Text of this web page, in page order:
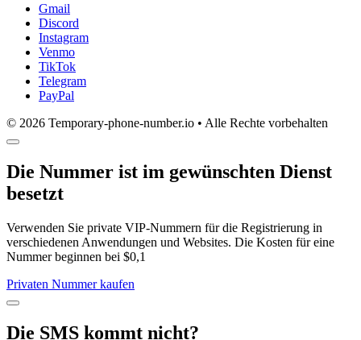
Gmail
Discord
Instagram
Venmo
TikTok
Telegram
PayPal
© 2026 Temporary-phone-number.io • Alle Rechte vorbehalten
Die Nummer ist im gewünschten Dienst
besetzt
Verwenden Sie private VIP-Nummern für die Registrierung in
verschiedenen Anwendungen und Websites. Die Kosten für eine
Nummer beginnen bei $0,1
Privaten Nummer kaufen
Die SMS kommt nicht?